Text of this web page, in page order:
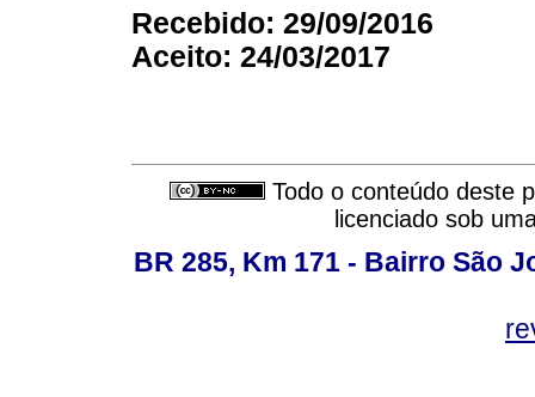
Recebido: 29/09/2016
Aceito: 24/03/2017
Todo o conteúdo deste
licenciado sob
BR 285, Km 171 - Bairro São